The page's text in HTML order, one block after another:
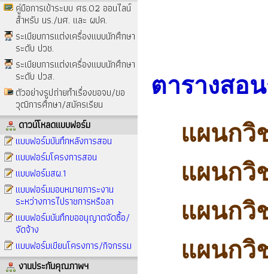
คู่มือการเข้าระบบ ศธ.02 ออนไลน์
สำหรับ นร./นศ. และ ผปค.
ระเบียบการแต่งเครื่องแบบนักศึกษา
ระดับ ปวช.
ระเบียบการแต่งเครื่องแบบนักศึกษา
ระดับ ปวส.
ตัวอย่างรูปถ่ายทำเรื่องขอจบ/ขอ
วุฒิการศึกษา/สมัครเรียน
ดาวน์โหลดแบบฟอร์ม
แบบฟอร์มบันทึกหลังการสอน
แบบฟอร์มโครงการสอน
แบบฟอร์มสผ.1
แบบฟอร์มมอบหมายภาระงาน
ระหว่างการไปราชการหรือลา
แบบฟอร์มบันทึกขออนุญาตจัดซื้อ/
จัดจ้าง
แบบฟอร์มเขียนโครงการ/กิจกรรม
งานประกันคุณภาพฯ
ตารางสอ
แผนกวิ
แผนกวิ
แผนกวิ
แผนกวิ